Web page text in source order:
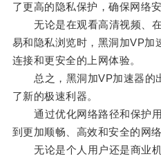
了更高的隐私保护，确保网络安
无论是在观看高清视频、在
易和隐私浏览时，黑洞加VP加
连接和更安全的上网体验。
总之，黑洞加VP加速器的
了新的极速利器。
通过优化网络路径和保护用
到更加顺畅、高效和安全的网络
无论是个人用户还是商业机